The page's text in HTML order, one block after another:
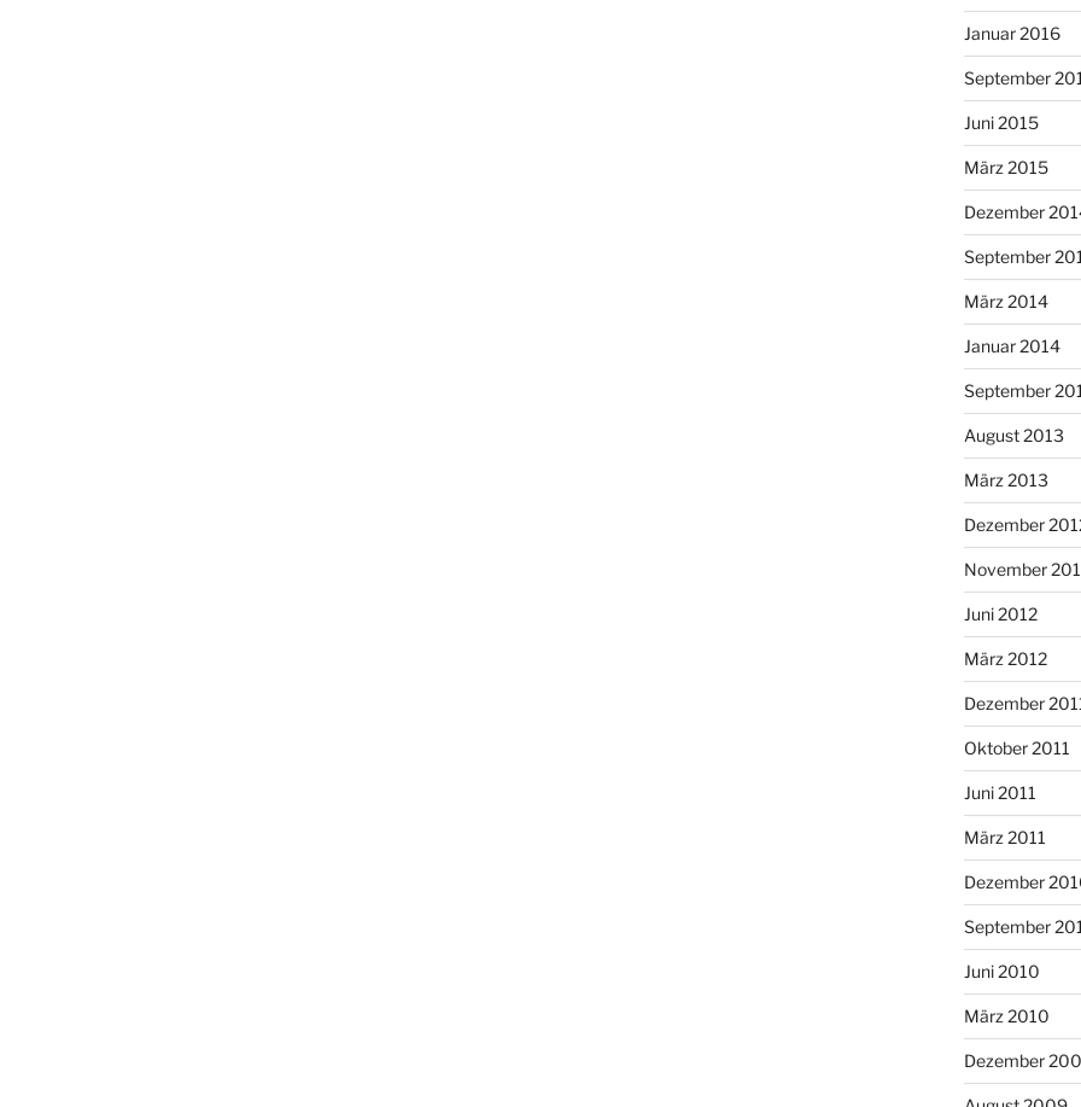
Januar 2016
September
Juni 2015
März 2015
Dezember
September
März 2014
Januar 2014
September
August 2013
März 2013
Dezember
November
Juni 2012
März 2012
Dezember
Oktober 2011
Juni 2011
März 2011
Dezember
September
Juni 2010
März 2010
Dezember